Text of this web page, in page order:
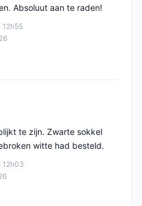
Absoluut aan te raden!
12h03
te zijn. Zwarte sokkel
witte had besteld.